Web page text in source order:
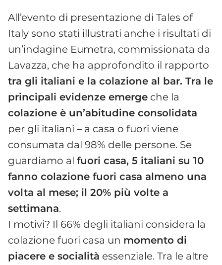
All’evento di presentazione di Tales of
Italy sono stati illustrati anche i risultati di
un’indagine Eumetra, commissionata da
Lavazza, che ha approfondito il rapporto
tra gli italiani e la colazione al bar. Tra le
principali evidenze emerge che la
colazione è un’abitudine consolidata
per gli italiani – a casa o fuori viene
consumata dal 98% delle persone. Se
guardiamo al fuori casa, 5 italiani su 10
fanno colazione fuori casa almeno una
volta al mese; il 20% più volte a
settimana.
I motivi? Il 66% degli italiani considera la
colazione fuori casa un momento di
piacere e socialità essenziale. Tra le altre